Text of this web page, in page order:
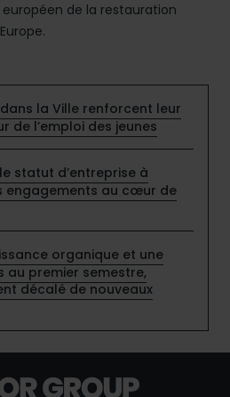
de la restauration
la Ville renforcent leur
de l’emploi des jeunes
statut d’entreprise à
engagements au cœur de
organique et une
au premier semestre,
décalé de nouveaux